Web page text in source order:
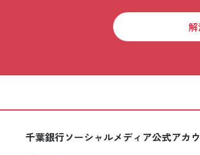
千葉銀行ソーシャルメディア公式アカ